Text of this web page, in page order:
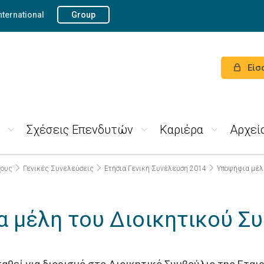
Group
Σχέσεις Επενδυτών Καριέρα
Γενικές Συνελεύσεις Ετήσια Γενική Συνέλευση 2014 Υποψήφια
του Διοικητικού